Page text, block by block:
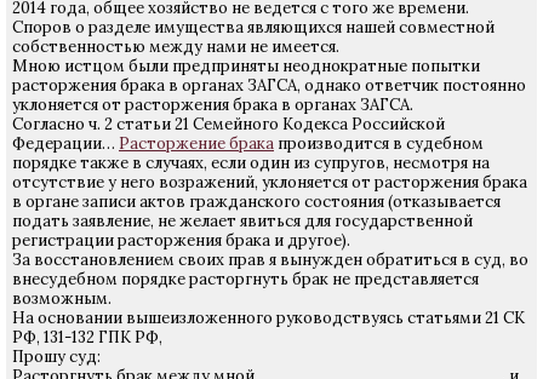
2014 года, общее хозяйство не ведется с того же времени.
Споров о разделе имущества являющихся нашей совместной
собственностью между нами не имеется.
Мною истцом были предприняты неоднократные попытки
расторжения брака в органах ЗАГСА, однако ответчик постоянно
уклоняется от расторжения брака в органах ЗАГСА.
Согласно ч. 2 статьи 21 Семейного Кодекса Российской
Федерации… Расторжение брака производится в судебном
порядке также в случаях, если один из супругов, несмотря на
отсутствие у него возражений, уклоняется от расторжения брака
в органе записи актов гражданского состояния (отказывается
подать заявление, не желает явиться для государственной
регистрации расторжения брака и другое).
За восстановлением своих прав я вынужден обратиться в суд, во
внесудебном порядке расторгнуть брак не представляется
возможным.
На основании вышеизложенного руководствуясь статьями 21 СК
РФ, 131-132 ГПК РФ,
Прошу суд: